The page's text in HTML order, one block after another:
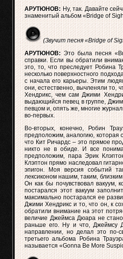
АРУТЮНОВ:Ну, так. Давайте
знаменитый альбом «Bridge of
(Звучит песня «Bridge of
АРУТЮНОВ:Это была песня
справки. Если вы обратили
это, то, что преследует Робина
несколько поверхностного
с начала его карьеры. Этим
они, естественно, вычленяли то,
Хендрикс, чем сам Джими
выдающийся певец в группе,
певцом и, опять же, многие
во-первых.
Во-вторых, конечно, Робин
предположим, аналогию, которая
что Кит Ричардс – это прямое
никто не в обиде. И все
предположим, пара Эрик
Клэптон прямо наследовал
эпигон. Моя версия событий
лексиконом нашим, таким,
Он как бы почувствовал вакуум,
постарался этот вакуум
максимально постарался ее
Джими Хендрикс и то, что он, к
обратили внимание на этот
величие Джеймса Дюара не
раньше его. Ну и что, Джеймсу
направлении, но делал это по-
третьего альбома Робина
называется «Gonna Be More